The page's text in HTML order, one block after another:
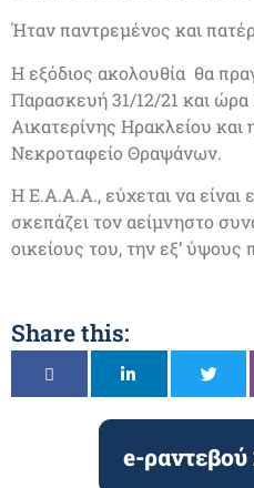
Ήταν παντρεμένος και
Η εξόδιος ακολουθία θα
Παρασκευή 31/12/21 και ώρα
Αικατερίνης Ηρακλείου
Νεκροταφείο Θραψάνων.
Η Ε.Α.Α.Α., εύχεται να
σκεπάζει τον αείμνηστο
οικείους του, την εξ’ ύψους
Share this:
e-